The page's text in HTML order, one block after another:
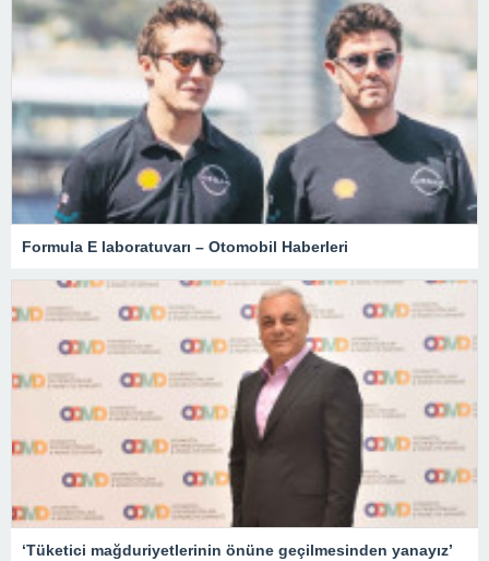
Formula E laboratuvarı – Otomobil Haberleri
‘Tüketici mağduriyetlerinin önüne geçilmesinden yanayız’